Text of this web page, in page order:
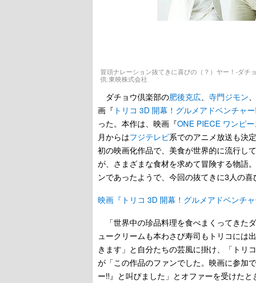
冒頭ナレーション抜てきに喜びの（？）ヤー！-ダチ
供:東映株式会社
ダチョウ倶楽部の肥後克広、 寺門ジモン、
画『 トリコ 3D 開幕！グルメアドベンチャ
った。本作は、映画『ONE PIECE ワンピ
月からはフジテレビ系でのアニメ放送も決
初の映画化作品で、美食が世界的に流行し
が、さまざまな食材を求めて冒険する物語
ンであったようで、今回の抜てきに3人の喜
映画『トリコ 3D 開幕！グルメアドベンチ
「世界中の珍品料理を食べまくってきた
ュークリームも本わさび寿司もトリコには
きます」と自分たちの芸風に掛け、「トリ
が「この作品のファンでした。映画に参加
ー!!』と叫びました」とオファーを受けた